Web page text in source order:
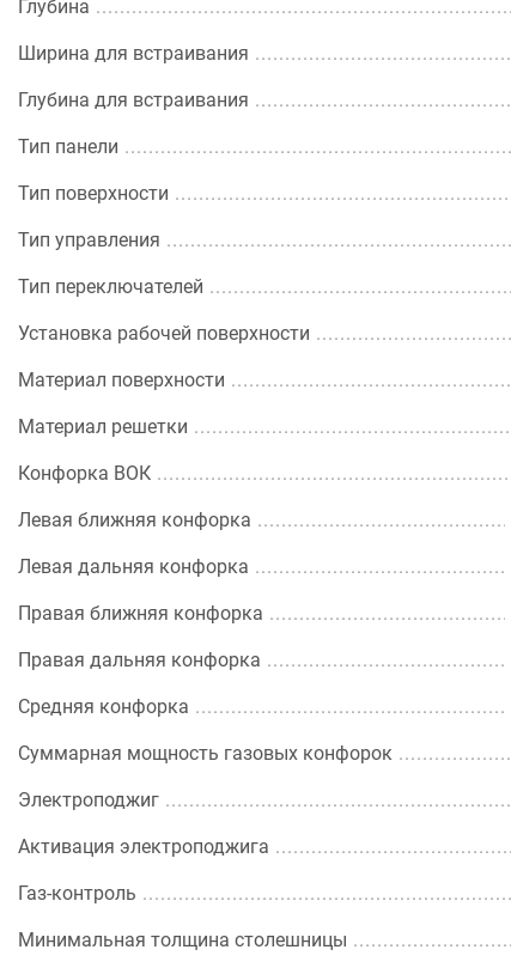
Глубина
Ширина для встраивания
Глубина для встраивания
Тип панели
Тип поверхности
Тип управления
Тип переключателей
Установка рабочей поверхности
Материал поверхности
Материал решетки
Конфорка ВОК
Левая ближняя конфорка
Левая дальняя конфорка
Правая ближняя конфорка
Правая дальняя конфорка
Средняя конфорка
Суммарная мощность газовых конфорок
Электроподжиг
Активация электроподжига
Газ-контроль
Минимальная толщина столешницы